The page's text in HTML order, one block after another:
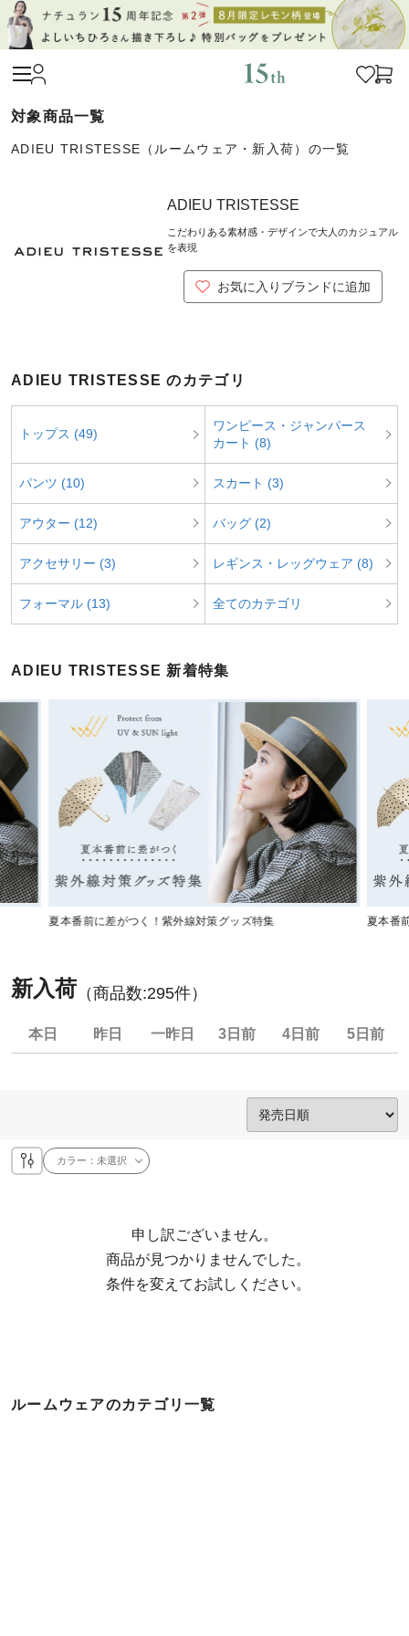
ADIEU TRISTESSE（ルームウェア・新入荷）の一覧
ADIEU TRISTESSE
こだわりある素材感・デザインで大人のカジュアル
を表現
お気に入りブランドに追加
ADIEU TRISTESSE のカテゴリ
トップス (49)
ワンピース・ジャンパース
カート (8)
パンツ (10) スカート (3)
アウター (12) バッグ (2)
アクセサリー (3) レギンス・レッグウェア (8)
フォーマル (13) 全てのカテゴリ
ADIEU TRISTESSE 新着特集
夏本番前に差がつく！紫外線対策グッズ特集 夏本番
新入荷 （商品数:295件）
本日 昨日 一昨日 3日前 4日前 5日前
カラー：未選択
申し訳ございません。
  条件を変えてお試しください。
ルームウェアのカテゴリ一覧